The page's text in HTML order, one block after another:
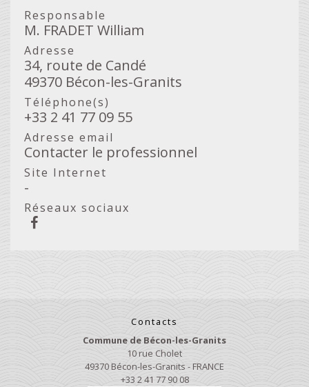
Responsable
M. FRADET William
Adresse
34, route de Candé
49370 Bécon-les-Granits
Téléphone(s)
+33 2 41 77 09 55
Adresse email
Contacter le professionnel
Site Internet
-
Réseaux sociaux
Contacts
Commune de Bécon-les-Granits
10 rue Cholet
49370 Bécon-les-Granits - FRANCE
+33 2 41 77 90 08